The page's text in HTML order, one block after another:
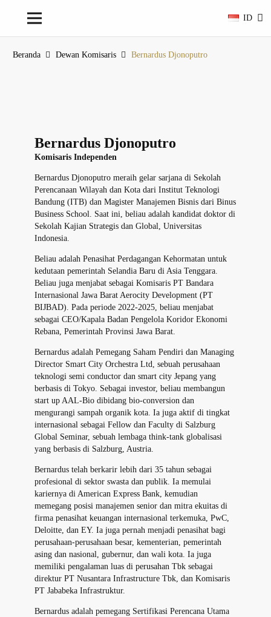
ID
Beranda Dewan Komisaris Bernardus Djonoputro
Bernardus Djonoputro
Komisaris Independen
Bernardus Djonoputro meraih gelar sarjana di Sekolah
Perencanaan Wilayah dan Kota dari Institut Teknologi
Bandung (ITB) dan Magister Manajemen Bisnis dari Binus
Business School. Saat ini, beliau adalah kandidat doktor di
Sekolah Kajian Strategis dan Global, Universitas
Indonesia.
Beliau adalah Penasihat Perdagangan Kehormatan untuk
kedutaan pemerintah Selandia Baru di Asia Tenggara.
Beliau juga menjabat sebagai Komisaris PT Bandara
Internasional Jawa Barat Aerocity Development (PT
BIJBAD). Pada periode 2022-2025, beliau menjabat
sebagai CEO/Kapala Badan Pengelola Koridor Ekonomi
Rebana, Pemerintah Provinsi Jawa Barat.
Bernardus adalah Pemegang Saham Pendiri dan Managing
Director Smart City Orchestra Ltd, sebuah perusahaan
teknologi semi conductor dan smart city Jepang yang
berbasis di Tokyo. Sebagai investor, beliau membangun
start up AAL-Bio dibidang bio-conversion dan
mengurangi sampah organik kota. Ia juga aktif di tingkat
internasional sebagai Fellow dan Faculty di Salzburg
Global Seminar, sebuah lembaga think-tank globalisasi
yang berbasis di Salzburg, Austria.
Bernardus telah berkarir lebih dari 35 tahun sebagai
profesional di sektor swasta dan publik. Ia memulai
kariernya di American Express Bank, kemudian
memegang posisi manajemen senior dan mitra ekuitas di
firma penasihat keuangan internasional terkemuka, PwC,
Deloitte, dan EY. Ia juga pernah menjadi penasihat bagi
perusahaan-perusahaan besar, kementerian, pemerintah
asing dan nasional, gubernur, dan wali kota. Ia juga
memiliki pengalaman luas di perusahan Tbk sebagai
direktur PT Nusantara Infrastructure Tbk, dan Komisaris
PT Jababeka Infrastruktur.
Bernardus adalah pemegang Sertifikasi Perencana Utama